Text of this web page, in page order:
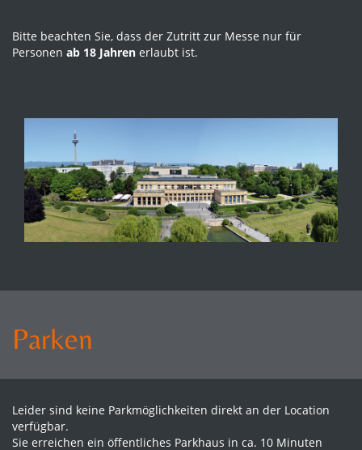
Bitte beachten Sie, dass der Zutritt zur Messe nur für
Personen ab 18 Jahren erlaubt ist.
Parken
Leider sind keine Parkmöglichkeiten direkt an der Location
verfügbar.
Sie erreichen ein öffentliches Parkhaus in ca. 10 Minuten